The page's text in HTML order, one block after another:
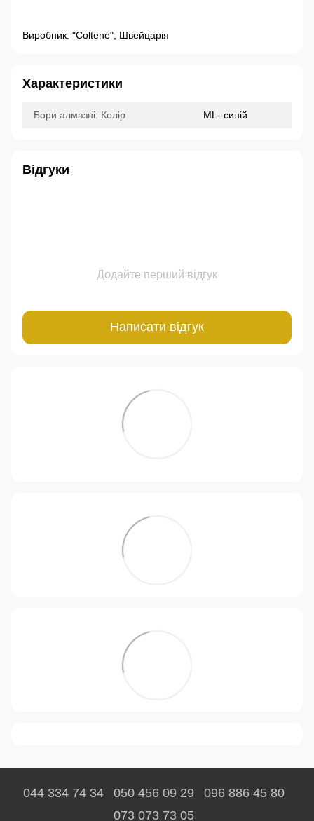
Виробник: "Coltene", Швейцарія
Характеристики
Бори алмазні: Колір ML- синій
Відгуки
Додайте перший відгук
Написати відгук
044 334 74 34 050 456 09 29
096 886 45 80
073 073 73 05